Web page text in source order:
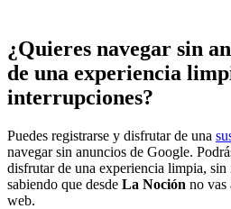
¿Quieres navegar sin
de una experiencia
interrupciones?
Puedes registrarse y disfrutar de una
navegar sin anuncios de Google.
disfrutar de una experiencia limpia, sin
sabiendo que desde La Noción no vas
web.